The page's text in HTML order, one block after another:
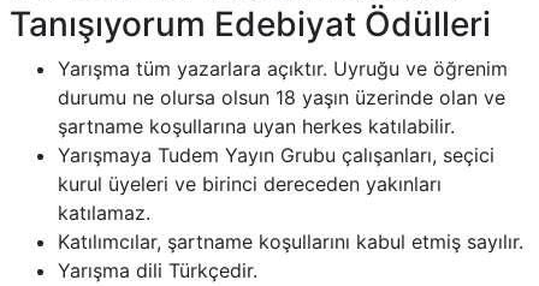
Tanışıyorum Edebiyat Ödülleri
Yarışma tüm yazarlara açıktır. Uyruğu ve öğrenim
durumu ne olursa olsun 18 yaşın üzerinde olan ve
şartname koşullarına uyan herkes katılabilir.
Yarışmaya Tudem Yayın Grubu çalışanları, seçici
kurul üyeleri ve birinci dereceden yakınları
katılamaz.
Katılımcılar, şartname koşullarını kabul etmiş sayılır.
Yarışma dili Türkçedir.